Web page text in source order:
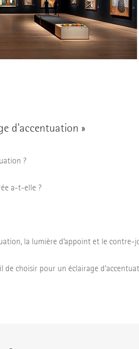
d'accentuation »
?
a-t-elle ?
la lumière d’appoint et le contre-
choisir pour un éclairage